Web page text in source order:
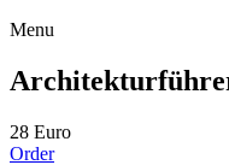
Menu
28 Euro
Order